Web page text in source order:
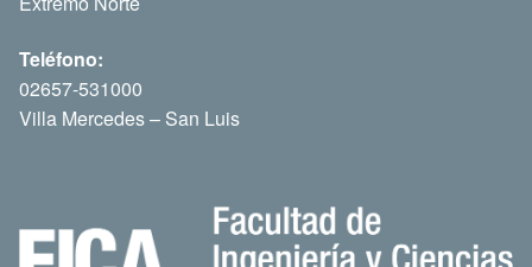
Teléfono:
02657-531000
Villa Mercedes – San Luis